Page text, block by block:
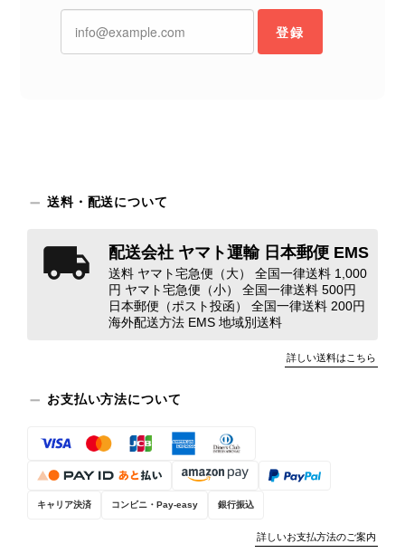
商品で、衛生面へのご不安を含め、残
念な思いをおかけしましたこと、心よ
りお詫び申し上げます。お受け取りに
観の印象だけで商品の状態全体を判断
れやダメージは、写真や商品説明に反
映しております。 ご不快な思いをさ
れた中で、率直なご意見をお寄せいた
だきましたことに感謝申し上げます。
今回のご指摘を重く受け止め、まずは
商品の状態を丁寧に確認させていただ
きます。 掲載内容では分からない状
時の見落としとして真摯に受け止め、
検品方法と状態の伝え方を改めて見直
し、全スタッフで共有してまいりま
す。 オンラインでも安心して商品を
態確認とご案内に努めてまいります。
登録
送料・配送について
配送会社 ヤマト運輸 日本郵便 EMS
送料 ヤマト宅急便（大） 全国一律送料 1,000
円 ヤマト宅急便（小） 全国一律送料 500円
日本郵便（ポスト投函） 全国一律送料 200円
海外配送方法 EMS 地域別送料
詳しい送料はこちら
お支払い方法について
キャリア決済 コンビニ・Pay-easy 銀行振込
詳しいお支払方法のご案内